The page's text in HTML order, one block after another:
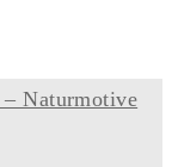
Naturmotive